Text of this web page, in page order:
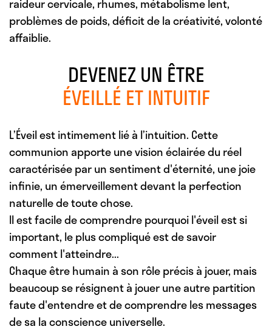
raideur cervicale, rhumes, métabolisme lent,
problèmes de poids, déficit de la créativité, volonté
affaiblie.
DEVENEZ UN ÊTRE
ÉVEILLÉ ET INTUITIF
L’Éveil est intimement lié à l’intuition. Cette
communion apporte une vision éclairée du réel
caractérisée par un sentiment d'éternité, une joie
infinie, un émerveillement devant la perfection
naturelle de toute chose.
Il est facile de comprendre pourquoi l'éveil est si
important, le plus compliqué est de savoir
comment l'atteindre...
Chaque être humain à son rôle précis à jouer, mais
beaucoup se résignent à jouer une autre partition
faute d'entendre et de comprendre les messages
de sa la conscience universelle.